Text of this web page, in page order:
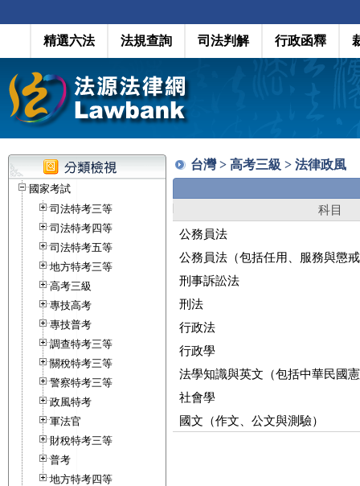
精選六法 法規查詢 司法判解 行政函釋
國家考試
司法特考三等
司法特考四等
司法特考五等
地方特考三等
高考三級
專技高考
專技普考
調查特考三等
關稅特考三等
警察特考三等
政風特考
軍法官
財稅特考三等
普考
地方特考四等
台灣 > 高考三級 > 法律政風
科目
公務員法
公務員法（包括任用、服務與懲
刑事訴訟法
刑法
行政法
行政學
法學知識與英文（包括中華民國
社會學
國文（作文、公文與測驗）